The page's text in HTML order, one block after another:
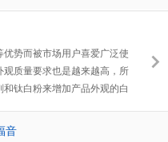
排上用场了，虽说它能够很
种产品。
势而被市场用户喜爱广泛使
质量要求也是越来越高，所
钛白粉来增加产品外观的白
愿意去做的事情，今天小编
音